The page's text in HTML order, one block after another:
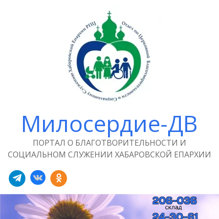
Милосердие-ДВ
ПОРТАЛ О БЛАГОТВОРИТЕЛЬНОСТИ И
СОЦИАЛЬНОМ СЛУЖЕНИИ ХАБАРОВСКОЙ ЕПАРХИИ